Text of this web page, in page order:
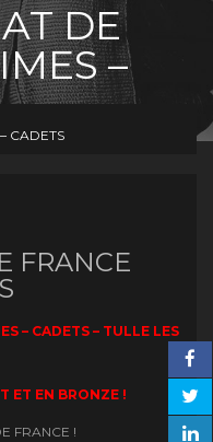
DE
–
CADETS
FRANCE
– CADETS – TULLE LES
ET EN BRONZE !
FRANCE !